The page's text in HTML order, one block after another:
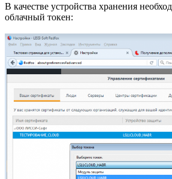
В качестве устройства хранения
облачный токен: